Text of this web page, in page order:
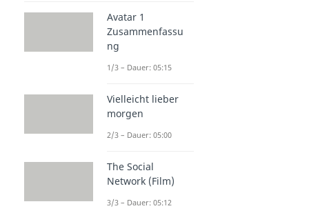
Avatar 1
Zusammenfassu
ng
1/3 – Dauer: 05:15
Vielleicht lieber
morgen
2/3 – Dauer: 05:00
The Social
Network (Film)
3/3 – Dauer: 05:12